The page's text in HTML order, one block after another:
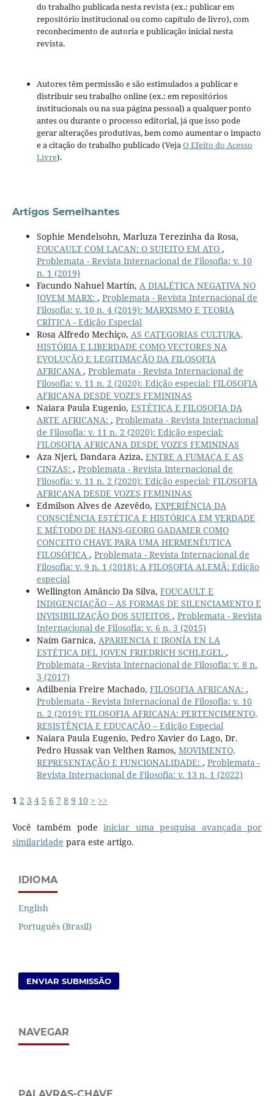
do trabalho publicada nesta revista (ex.: publicar em
repositório institucional ou como capítulo de livro), com
reconhecimento de autoria e publicação inicial nesta
revista.
Autores têm permissão e são estimulados a publicar e
distribuir seu trabalho online (ex.: em repositórios
institucionais ou na sua página pessoal) a qualquer ponto
antes ou durante o processo editorial, já que isso pode
gerar alterações produtivas, bem como aumentar o impacto
e a citação do trabalho publicado (VejaO Efeito do Acesso
Livre).
Artigos Semelhantes
Sophie Mendelsohn, Marluza Terezinha da Rosa,
FOUCAULT COM LACAN: O SUJEITO EM ATO ,
Problemata - Revista Internacional de Filosofia: v. 10
n. 1 (2019)
Facundo Nahuel Martín, A DIALÉTICA NEGATIVA NO
JOVEM MARX: , Problemata - Revista Internacional de
Filosofia: v. 10 n. 4 (2019): MARXISMO E TEORIA
CRÍTICA - Edição Especial
Rosa Alfredo Mechiço, AS CATEGORIAS CULTURA,
HISTÓRIA E LIBERDADE COMO VECTORES NA
EVOLUÇÃO E LEGITIMAÇÃO DA FILOSOFIA
AFRICANA , Problemata - Revista Internacional de
Filosofia: v. 11 n. 2 (2020): Edição especial: FILOSOFIA
AFRICANA DESDE VOZES FEMININAS
Naiara Paula Eugenio, ESTÉTICA E FILOSOFIA DA
ARTE AFRICANA: , Problemata - Revista Internacional
de Filosofia: v. 11 n. 2 (2020): Edição especial:
FILOSOFIA AFRICANA DESDE VOZES FEMININAS
Aza Njeri, Dandara Aziza, ENTRE A FUMAÇA E AS
CINZAS: , Problemata - Revista Internacional de
Filosofia: v. 11 n. 2 (2020): Edição especial: FILOSOFIA
AFRICANA DESDE VOZES FEMININAS
Edmilson Alves de Azevêdo, EXPERIÊNCIA DA
CONSCIÊNCIA ESTÉTICA E HISTÓRICA EM VERDADE
E MÉTODO DE HANS-GEORG GADAMER COMO
CONCEITO CHAVE PARA UMA HERMENÊUTICA
FILOSÓFICA , Problemata - Revista Internacional de
Filosofia: v. 9 n. 1 (2018): A FILOSOFIA ALEMÃ: Edição
especial
Wellington Amâncio Da Silva, FOUCAULT E
INDIGENCIAÇÃO – AS FORMAS DE SILENCIAMENTO E
INVISIBILIZAÇÃO DOS SUJEITOS , Problemata - Revista
Internacional de Filosofia: v. 6 n. 3 (2015)
Naím Garnica, APARIENCIA E IRONÍA EN LA
ESTÉTICA DEL JOVEN FRIEDRICH SCHLEGEL ,
Problemata - Revista Internacional de Filosofia: v. 8 n.
3 (2017)
Adilbenia Freire Machado, FILOSOFIA AFRICANA: ,
Problemata - Revista Internacional de Filosofia: v. 10
n. 2 (2019): FILOSOFIA AFRICANA: PERTENCIMENTO,
RESISTÊNCIA E EDUCAÇÃO – Edição Especial
Naiara Paula Eugenio, Pedro Xavier do Lago, Dr.
Pedro Hussak van Velthen Ramos, MOVIMENTO,
REPRESENTAÇÃO E FUNCIONALIDADE: , Problemata -
Revista Internacional de Filosofia: v. 13 n. 1 (2022)
1 2 3 4 5 6 7 8 9 10 > >>
Você também podeiniciar uma pesquisa avançada por
similaridade para este artigo.
IDIOMA
English
Português (Brasil)
ENVIAR SUBMISSÃO
NAVEGAR
PALAVRAS-CHAVE